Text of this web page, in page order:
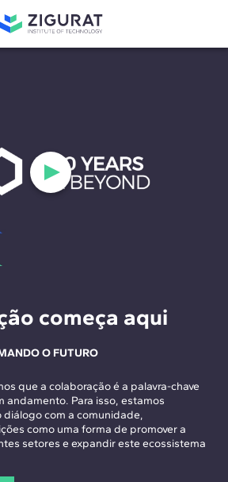
começa aqui
O FUTURO
que a colaboração é a palavra-chave
andamento. Para isso, estamos
com a comunidade,
como uma forma de promover a
setores e expandir este ecossistema